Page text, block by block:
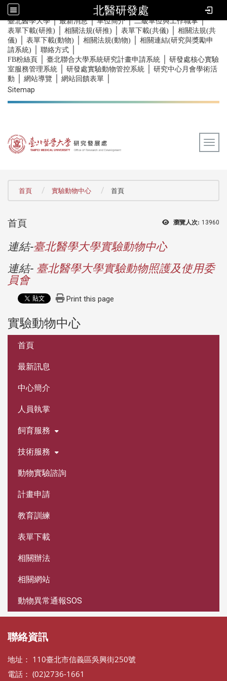
北醫研發處
::: 臺北醫學大學｜最新消息｜單位簡介｜二級單位與工作職掌｜
表單下載(研推) 相關法規(研推) 表單下載(共儀)
相關法規(共
儀)
表單下載(動物) 相關法規(動物)
相關連結(研究與獎勵申
請系統)
聯絡方式
FB粉絲頁 臺北聯合大學系統研究計畫申請系統
研發處核心實驗
室服務管理系統
研發處實驗動物管控系統
研究中心月會學術活
動
網站導覽 網站回饋表單
Sitemap
首頁 實驗動物中心 首頁
瀏覽人次: 13960
首頁
連結-臺北醫學大學實驗動物中心
連結- 臺北醫學大學實驗動物照護及使用委
員會
Print this page
實驗動物中心
首頁
最新訊息
中心簡介
人員執掌
飼育服務
技術服務
動物實驗諮詢
計畫申請
教育訓練
表單下載
相關辦法
相關網站
動物異常通報SOS
聯絡資訊
地址： 110臺北市信義區吳興街250號
電話： (02)2736-1661